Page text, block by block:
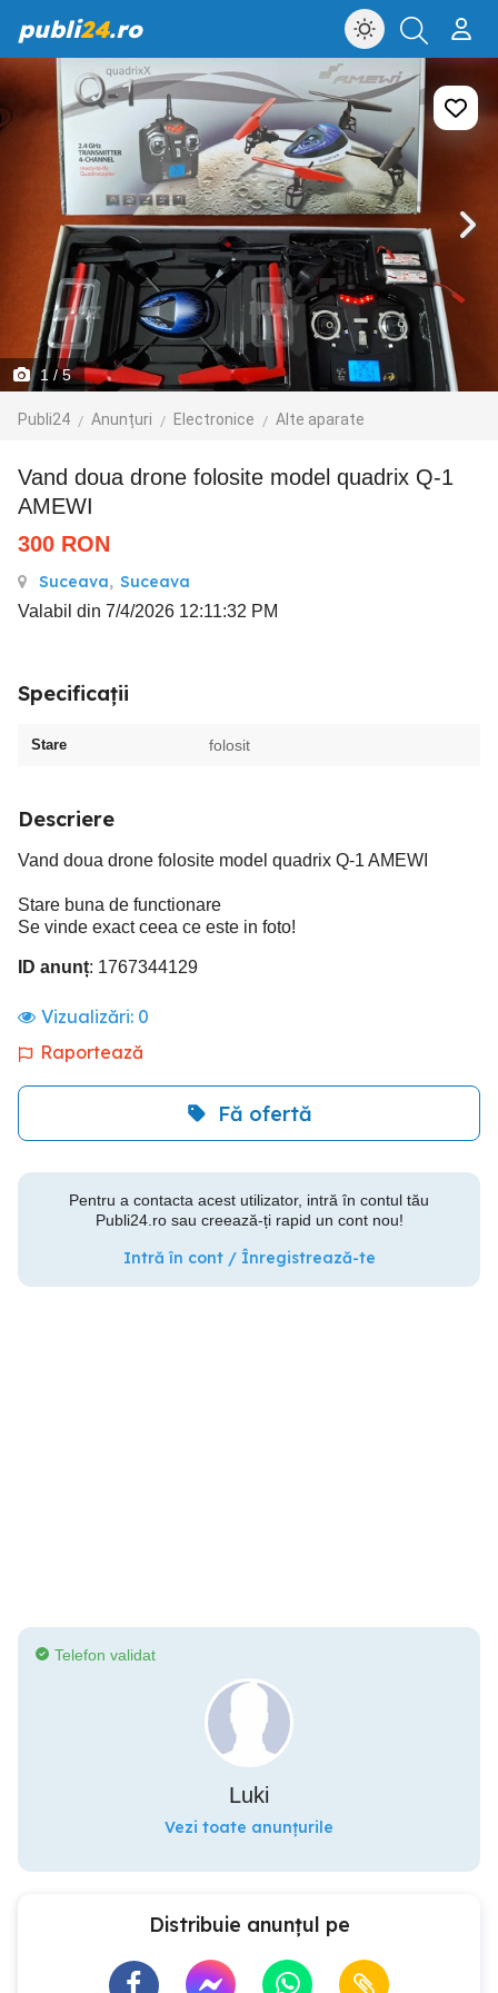
publi24.ro
1 / 5
Publi24 Anunțuri Electronice Alte aparate
Vand doua drone folosite model quadrix Q-1
AMEWI
300 RON
Suceava, Suceava
Valabil din 7/4/2026 12:11:32 PM
Specificații
Stare folosit
Descriere
Vand doua drone folosite model quadrix Q-1 AMEWI
Stare buna de functionare
Se vinde exact ceea ce este in foto!
ID anunț: 1767344129
Vizualizări: 0
Raportează
Fă ofertă
Pentru a contacta acest utilizator, intră în contul tău
Publi24.ro sau creează-ți rapid un cont nou!
Intră în cont / Înregistrează-te
Telefon validat
Luki
Vezi toate anunțurile
Distribuie anunțul pe